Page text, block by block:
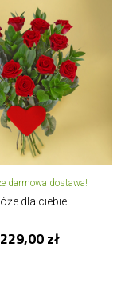
darmowa dostawa!
dla ciebie
229,00 zł